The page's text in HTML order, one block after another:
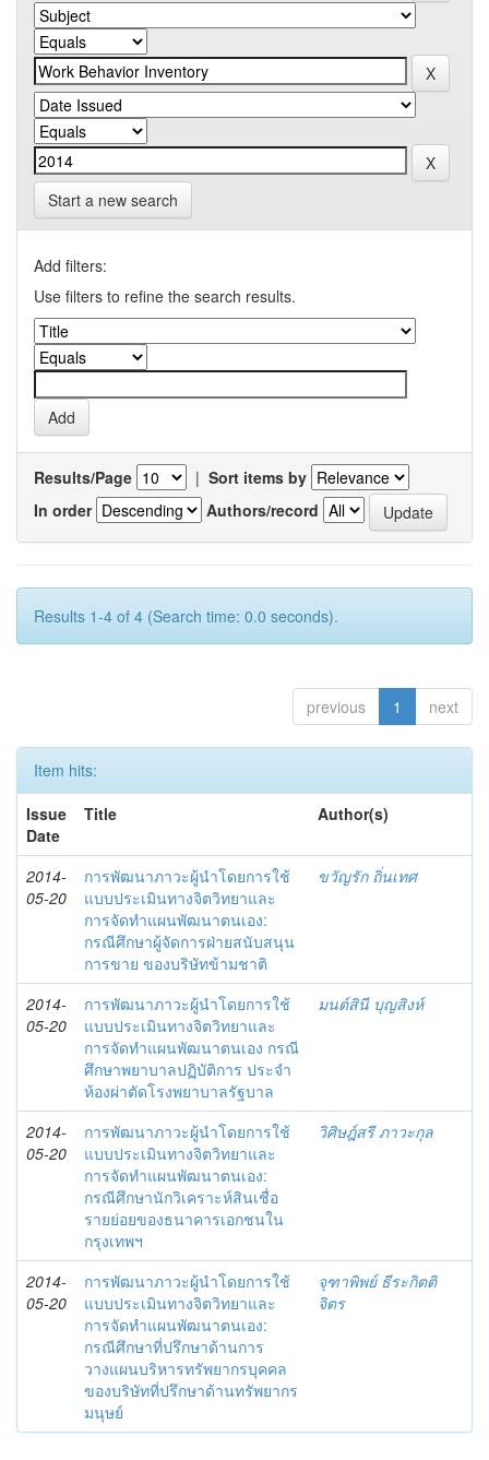
Start a new search
Add filters:
Use filters to refine the search results.
Results/Page | Sort items by
In order
Authors/record
Results 1-4 of 4 (Search time: 0.0 seconds).
previous 1 next
Item hits:
Issue
Date
Title Author(s)
2014-
05-20
การพัฒนาภาวะผู้นำโดยการใช้
แบบประเมินทางจิตวิทยาและ
การจัดทำแผนพัฒนาตนเอง:
กรณีศึกษาผู้จัดการฝ่ายสนับสนุน
การขาย ของบริษัทข้ามชาติ
ขวัญรัก ถิ่นเทศ
2014-
05-20
การพัฒนาภาวะผู้นำโดยการใช้
แบบประเมินทางจิตวิทยาและ
การจัดทำแผนพัฒนาตนเอง กรณี
ศึกษาพยาบาลปฏิบัติการ ประจำ
ห้องผ่าตัดโรงพยาบาลรัฐบาล
มนต์สินี บุญสิงห์
2014-
05-20
การพัฒนาภาวะผู้นำโดยการใช้
แบบประเมินทางจิตวิทยาและ
การจัดทำแผนพัฒนาตนเอง:
กรณีศึกษานักวิเคราะห์สินเชื่อ
รายย่อยของธนาคารเอกชนใน
กรุงเทพฯ
วิศิษฎ์สรี ภาวะกุล
2014-
05-20
การพัฒนาภาวะผู้นำโดยการใช้
แบบประเมินทางจิตวิทยาและ
การจัดทำแผนพัฒนาตนเอง:
กรณีศึกษาที่ปรึกษาด้านการ
วางแผนบริหารทรัพยากรบุคคล
ของบริษัทที่ปรึกษาด้านทรัพยากร
มนุษย์
จุฑาพิพย์ ธีระกิตติ
จิตร